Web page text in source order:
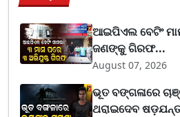
ଆଇପିଏଲ ବେଟିଂ
ଜଣଙ୍କୁ ଗିରଫ...
August 07, 2026
ଭୂତ ବଙ୍ଗଳାରେ
ଥରାଇଦେବ